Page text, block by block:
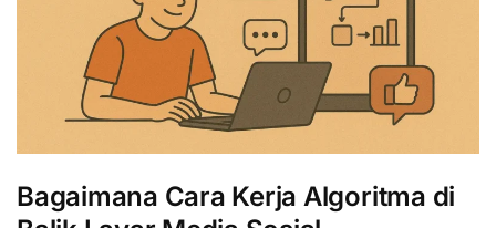
Bagaimana Cara Kerja Algoritma di